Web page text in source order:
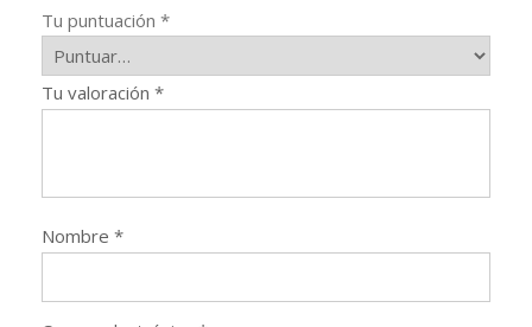
Tu puntuación *
Tu valoración *
Nombre *